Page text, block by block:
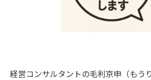
経営コンサルタントの毛利京申（もう